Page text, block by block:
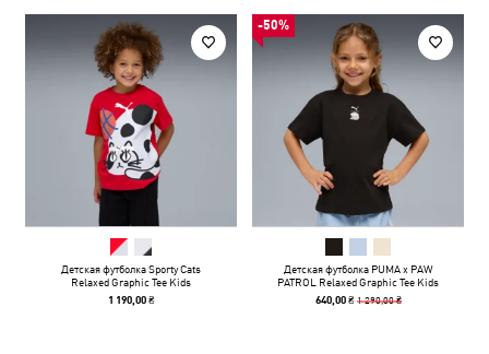
Детская футболка Sporty Cats
Relaxed Graphic Tee Kids
1 190,00 ₴
-50%
Детская футболка PUMA x PAW
PATROL Relaxed Graphic Tee Kids
640,00 ₴ 1 290,00 ₴